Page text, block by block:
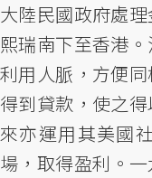
大陸民國政府處
熙瑞南下至香港
利用人脈，方便
得到貸款，使之
來亦運用其美國
場，取得盈利。